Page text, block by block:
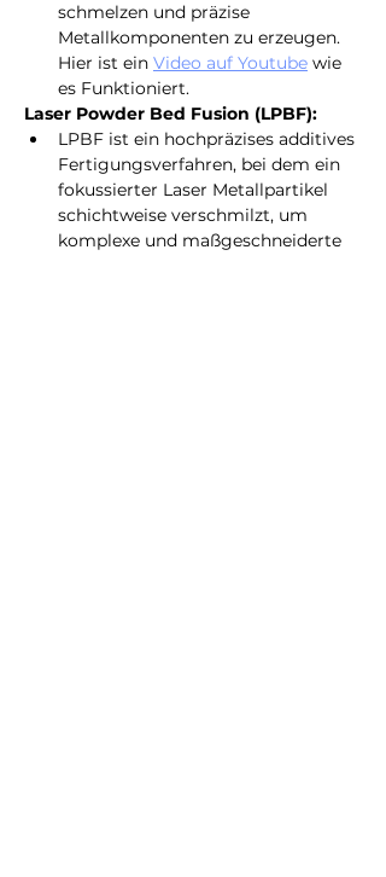
schmelzen und präzise
Metallkomponenten zu erzeugen.
Hier ist ein Video auf Youtube wie
es Funktioniert.
Laser Powder Bed Fusion (LPBF):
LPBF ist ein hochpräzises additives
Fertigungsverfahren, bei dem ein
fokussierter Laser Metallpartikel
schichtweise verschmilzt, um
komplexe und maßgeschneiderte